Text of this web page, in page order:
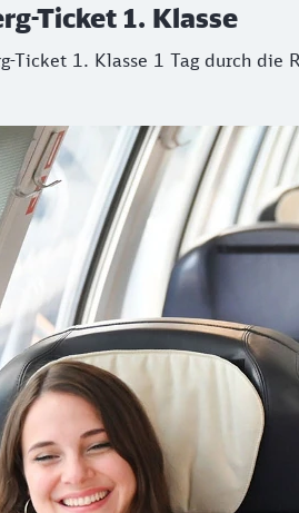
Ticket 1. Klasse
Ticket 1. Klasse 1 Tag durch die